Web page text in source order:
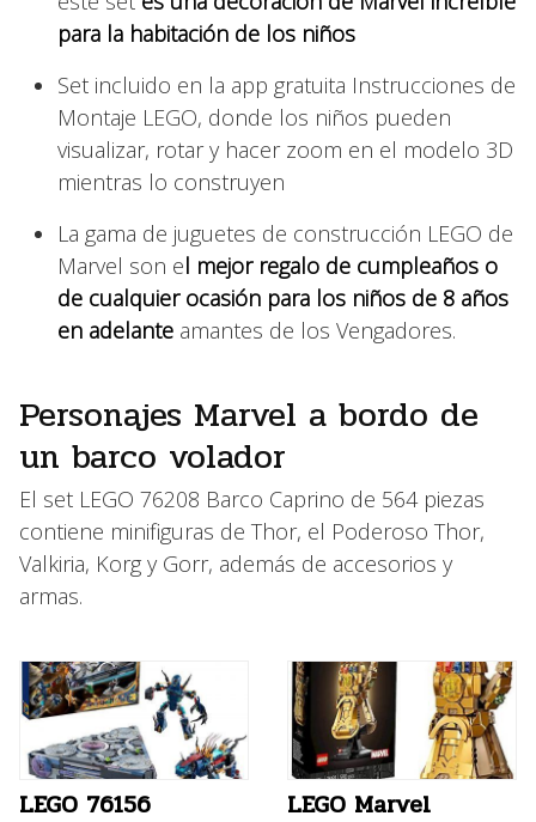
para la habitación de los niños
Set incluido en la app gratuita Instrucciones de
Montaje LEGO, donde los niños pueden
visualizar, rotar y hacer zoom en el modelo 3D
mientras lo construyen
La gama de juguetes de construcción LEGO de
Marvel son el mejor regalo de cumpleaños o
de cualquier ocasión para los niños de 8 años
en adelante amantes de los Vengadores.
Personajes Marvel a bordo de
un barco volador
El set LEGO 76208 Barco Caprino de 564 piezas
contiene minifiguras de Thor, el Poderoso Thor,
Valkiria, Korg y Gorr, además de accesorios y
armas.
LEGO 76156
LEGO Marvel